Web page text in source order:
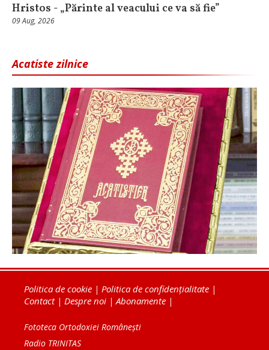
Hristos - „Părinte al veacului ce va să fie”
09 Aug, 2026
Acatiste zilnice
Politica de cookie | Politica de confidențialitate |
Contact| Despre noi | Abonamente |
Fototeca Ortodoxiei Românești
Radio TRINITAS